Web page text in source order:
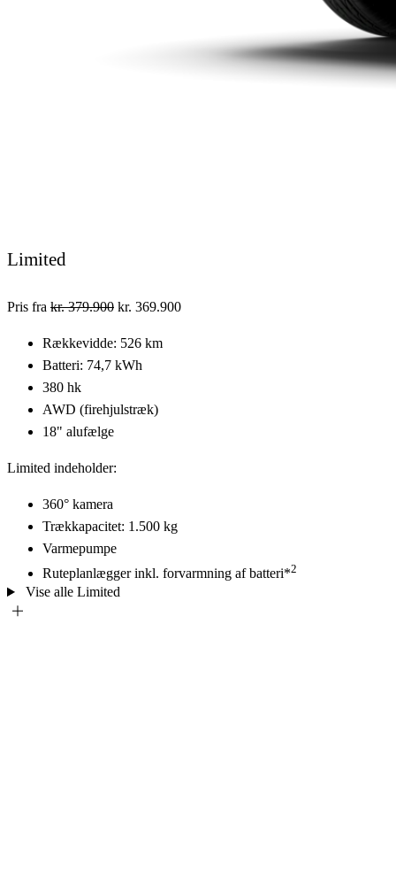
Limited
Pris fra kr. 379.900 kr. 369.900
Rækkevidde: 526 km
Batteri: 74,7 kWh
380 hk
AWD (firehjulstræk)
18" alufælge
Limited indeholder:
360° kamera
Trækkapacitet: 1.500 kg
Varmepumpe
Ruteplanlægger inkl. forvarmning af batteri*2
Vise alle Limited